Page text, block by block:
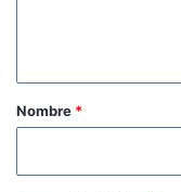
r
o
Nombre *